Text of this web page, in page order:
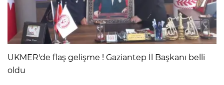
UKMER'de flaş gelişme ! Gaziantep İl Başkanı belli
oldu